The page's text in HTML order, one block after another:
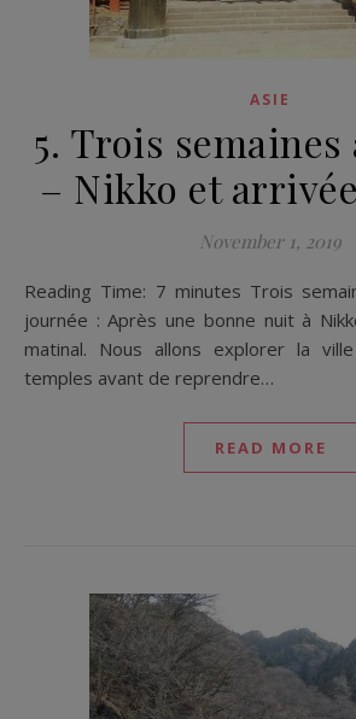
ASIE
5. Trois semaines
– Nikko et
November 1, 2019
Reading Time: 7 minutes Trois semaine au Japon, 5ème
journée : Après une bonne nuit à
matinal. Nous allons explorer la
temples avant de reprendre…
READ MORE